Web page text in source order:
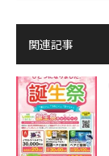
関連記事